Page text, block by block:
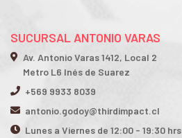
SUCURSAL ANTONIO VARAS
Av. Antonio Varas 1412, Local 2
Metro L6 Inés de Suarez
+569 9933 8039
antonio.godoy@thirdimpact.cl
Lunes a Viernes de 12:00 - 19:30 hrs